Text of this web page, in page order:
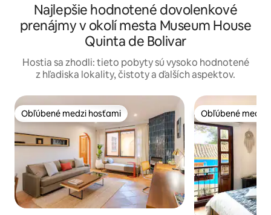
Najlepšie hodnotené dovolenkové
prenájmy v okolí mesta Museum House
Quinta de Bolivar
Hostia sa zhodli: tieto pobyty sú vysoko hodnotené
z hľadiska lokality, čistoty a ďalších aspektov.
Obľúbené medzi hosťami
Obľúbené medzi hosťami Obľúbené medzi
Obľúbené medzi